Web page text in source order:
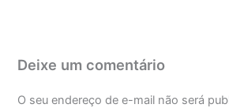
Deixe um comentário
O seu endereço de e-mail não será